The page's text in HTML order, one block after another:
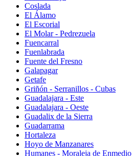
Coslada
El Álamo
El Escorial
El Molar - Pedrezuela
Fuencarral
Fuenlabrada
Fuente del Fresno
Galapagar
Getafe
Griñón - Serranillos - Cubas
Guadalajara - Este
Guadalajara - Oeste
Guadalix de la Sierra
Guadarrama
Hortaleza
Hoyo de Manzanares
Humanes - Moraleja de Enmedio